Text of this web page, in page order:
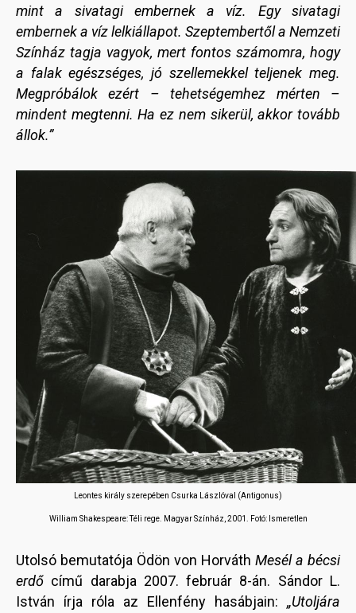
mint a sivatagi embernek a víz. Egy sivatagi
embernek a víz lelkiállapot. Szeptembertől a Nemzeti
Színház tagja vagyok, mert fontos számomra, hogy
a falak egészséges, jó szellemekkel teljenek meg.
Megpróbálok ezért – tehetségemhez mérten –
mindent megtenni. Ha ez nem sikerül, akkor tovább
állok.”
Leontes király szerepében Csurka Lászlóval (Antigonus)
William Shakespeare: Téli rege. Magyar Színház, 2001. Fotó: Ismeretlen
Utolsó bemutatója Ödön von Horváth Mesél a bécsi
erdő című darabja 2007. február 8-án. Sándor L.
István írja róla az Ellenfény hasábjain: „Utoljára